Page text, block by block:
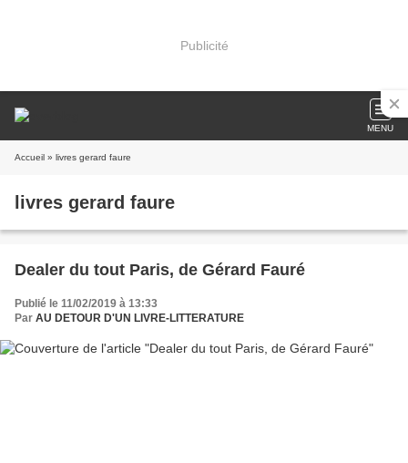
Publicité
MENU
Accueil » livres gerard faure
livres gerard faure
Dealer du tout Paris, de Gérard Fauré
Publié le 11/02/2019 à 13:33
Par AU DETOUR D'UN LIVRE-LITTERATURE